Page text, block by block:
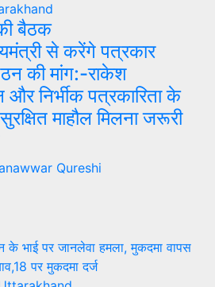
बैठक
से करेंगे पत्रकार
की मांग:-राकेश
और निर्भीक पत्रकारिता के
माहौल मिलना जरूरी
Qureshi